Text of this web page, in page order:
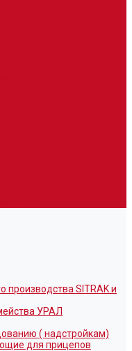
производства SITRAK и
УРАЛ
( надстройкам)
для прицепов